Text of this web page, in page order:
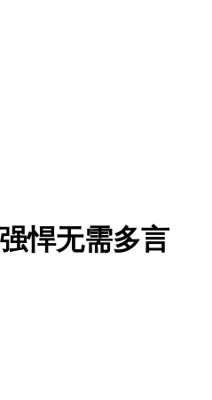
悍无需多言